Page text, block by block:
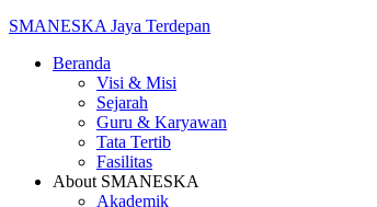
SMANESKA Jaya Terdepan
Beranda
Visi & Misi
Sejarah
Guru & Karyawan
Tata Tertib
Fasilitas
About SMANESKA
Akademik